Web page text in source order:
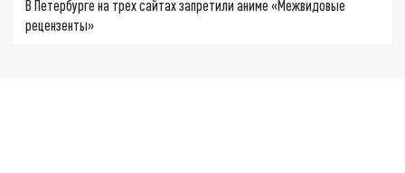
В Петербурге на трех сайтах запретили аниме «Межвидовые
рецензенты»